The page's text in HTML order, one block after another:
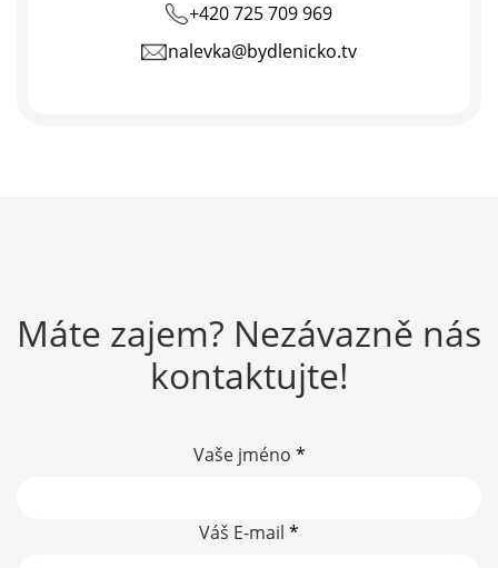
+420 725 709 969
nalevka@bydlenicko.tv
Máte zajem? Nezávazně nás
kontaktujte!
Vaše jméno *
Váš E-mail *